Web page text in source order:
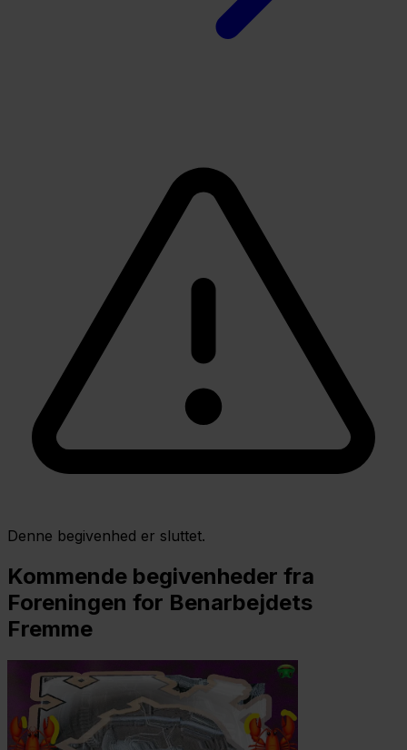
Denne begivenhed er sluttet.
Kommende begivenheder fra
Foreningen for Benarbejdets
Fremme